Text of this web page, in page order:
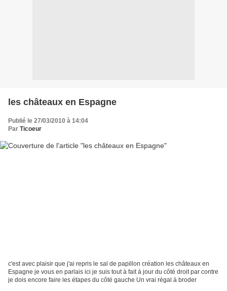
les châteaux en Espagne
Publié le 27/03/2010 à 14:04
Par Ticoeur
c'est avec plaisir que j'ai repris le sal de papillon création les châteaux en
Espagne je vous en parlais ici je suis tout à fait à jour du côté droit par contre
je dois encore faire les étapes du côté gauche Un vrai régal à broder